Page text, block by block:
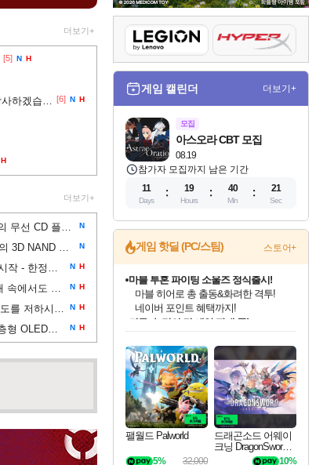
더보기+
[5] N H
안녕하세요! 견적 짜봤는데 봐주시면 감사하겠습니다! [6] N H
H
더보기+
코지마 히데오가 데스 스트랜딩 2 테마의 무선 CD 플레이어를 공개했습니다. 한정판으로 출시되는 이 제품은 약 160달러 N
키옥시아와 샌디스크는 세계 최고 밀도의 3D NAND 플래시를 선보였습니다 N
둠 기념 황금 플로피 디스크 예약 판매 시작 - 한정판 '모조 금도금' 더미 디스크 2개와 상자가 게임스톱에서 30달러에 판매 N H
마이크로소프트는 메모리 부족 사태 속에서도 8GB RAM으로 윈도우 11을 원활하게 작동시키겠다고 약속 N H
메인보드의 M.2 SSD 방열판이 SSD 속도를 저하시킬 수 있습니다. 테스트한 20개 보드 중 6개만 방열판과 완전히 접촉했습니다. N H
보도에 따르면 LG디스플레이는 3중 적층형 OLED와 유사한 화질을 가진 저가형 2중 레이어 탠덤 W-OLED 디스플레이를 개발 중 N H
게임 캘린더 더보기+
모집
08.19
아스오라 CBT 모집
참가자 모집까지 남은 기간
11
Days
19
Hours
40
Min
20
Sec
게임 핫딜 (PC/스팀) 스토어+
최대 90% 할인가를 만나보세요!
네이버혜택과 함께 만나보세요!
50%할인&추가 적립까지!
네이버 포인트 혜택까지!
귀무자: 검의 길 예약 판매 중!
10% 할인과
이니&베니 혜택까지!
네이버 혜택가와 함께 예약하세요!
할인&네이버혜택으로 만나보세요!
네이버페이 혜택과 만나보세요!
40주년 프로모션으로 만나보세요!
할인가에 만나보세요!
일부 에디션 상시 할인!
혜택으로 예약 판매 중
편안하게 충전하세요
팰월드 Palworld
32,000
5%
드래곤소드 어웨이
크닝 DragonSword A
10%